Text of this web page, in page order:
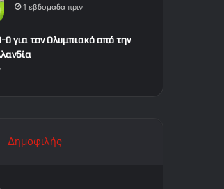
1 εβδομάδα πριν
0 για τον Ολυμπιακό από την
Δημοφιλής